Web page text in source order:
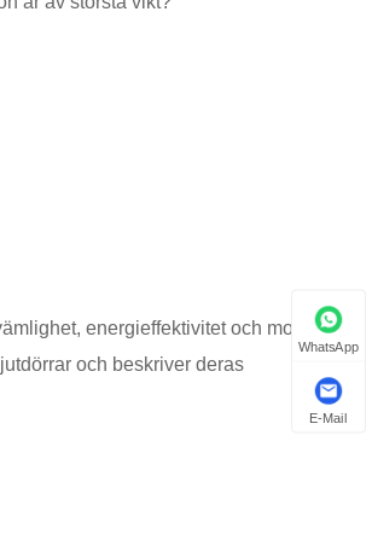
energieffektivitet och modern
och beskriver deras
WhatsApp
E-Mail